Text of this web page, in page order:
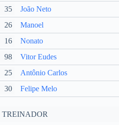
35
João Neto
26
Manoel
16
Nonato
98
Vitor Eudes
25
Antônio Carlos
30
Felipe Melo
TREINADOR